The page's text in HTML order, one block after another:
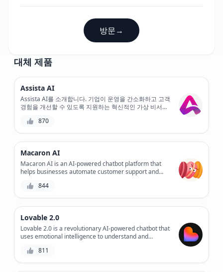
방문→
대체 제품
Assista AI
Assista AI를 소개합니다. 기업이 운영을 간소화하고 고객
경험을 개선할 수 있도록 지원하는 혁신적인 가상 비서입
하고, 개인화된 지원을 제공하며, 고객 참여를 개선합니
870
Macaron AI
Macaron AI is an AI-powered chatbot platform that
helps businesses automate customer support and
experiences and increasing engagement.
844
Lovable 2.0
Lovable 2.0 is a revolutionary AI-powered chatbot that
uses emotional intelligence to understand and
support and improving overall customer experience.
811